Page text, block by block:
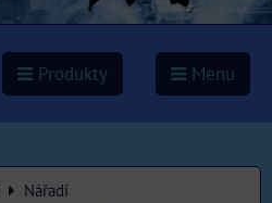
Produkty Menu
Nářadí